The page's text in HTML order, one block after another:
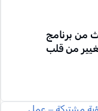
من برنامج
من قلب